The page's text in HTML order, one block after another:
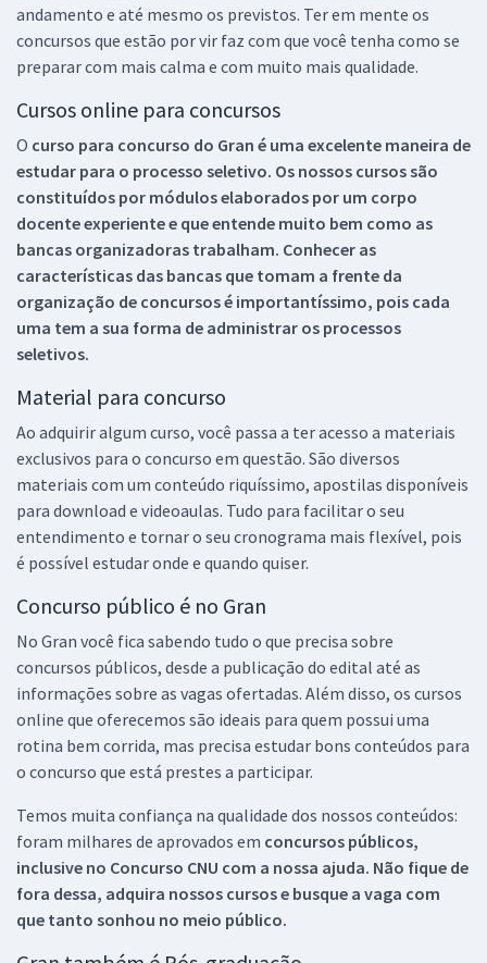
andamento e até mesmo os previstos. Ter em mente os
concursos que estão por vir faz com que você tenha como se
preparar com mais calma e com muito mais qualidade.
Cursos online para concursos
O curso para concurso do Gran é uma excelente maneira de
estudar para o processo seletivo. Os nossos cursos são
constituídos por módulos elaborados por um corpo
docente experiente e que entende muito bem como as
bancas organizadoras trabalham. Conhecer as
características das bancas que tomam a frente da
organização de concursos é importantíssimo, pois cada
uma tem a sua forma de administrar os processos
seletivos.
Material para concurso
Ao adquirir algum curso, você passa a ter acesso a materiais
exclusivos para o concurso em questão. São diversos
materiais com um conteúdo riquíssimo, apostilas disponíveis
para download e videoaulas. Tudo para facilitar o seu
entendimento e tornar o seu cronograma mais flexível, pois
é possível estudar onde e quando quiser.
Concurso público é no Gran
No Gran você fica sabendo tudo o que precisa sobre
concursos públicos, desde a publicação do edital até as
informações sobre as vagas ofertadas. Além disso, os cursos
online que oferecemos são ideais para quem possui uma
rotina bem corrida, mas precisa estudar bons conteúdos para
o concurso que está prestes a participar.
Temos muita confiança na qualidade dos nossos conteúdos:
foram milhares de aprovados em concursos públicos,
inclusive no Concurso CNU com a nossa ajuda. Não fique de
fora dessa, adquira nossos cursos e busque a vaga com
que tanto sonhou no meio público.